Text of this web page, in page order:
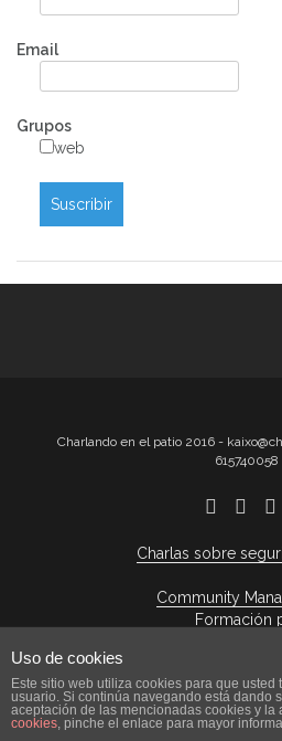
Email
Grupos
web
Charlando en el patio 2016 -
615740058
Charlas sobre
Community
Formación
Design by
Uso de cookies
Este sitio web utiliza cookies para que
usuario. Si continúa navegando está dando
aceptación de las mencionadas cookies y la
cookies, pinche el enlace para mayor